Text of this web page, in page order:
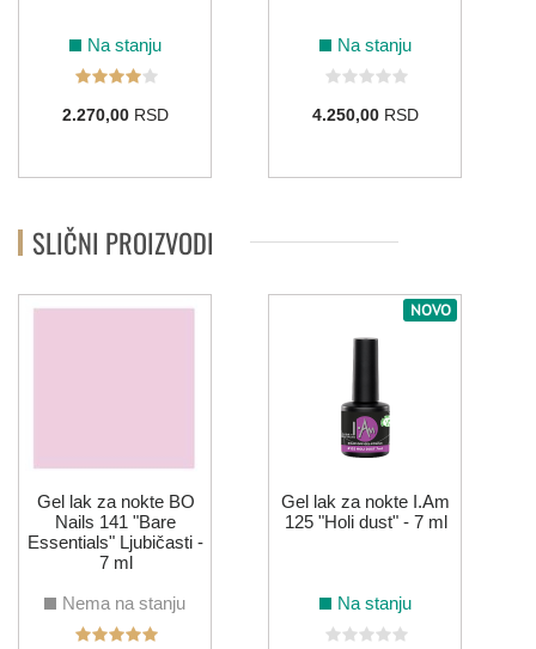
Na stanju
2.270,00RSD
Na stanju
4.250,00RSD
SLIČNI PROIZVODI
Gel lak za nokte BO
Nails 141 "Bare
Essentials" Ljubičasti -
7 ml
Nema na stanju
NOVO
Gel lak za nokte I.Am
125 "Holi dust" - 7 ml
Na stanju